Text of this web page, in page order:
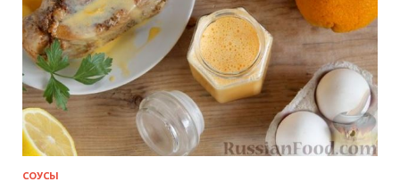
СОУСЫ